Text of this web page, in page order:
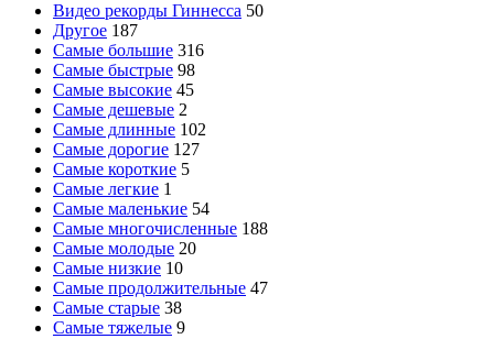
Видео рекорды Гиннесса 50
Другое 187
Самые большие 316
Самые быстрые 98
Самые высокие 45
Самые дешевые 2
Самые длинные 102
Самые дорогие 127
Самые короткие 5
Самые легкие 1
Самые маленькие 54
Самые многочисленные 188
Самые молодые 20
Самые низкие 10
Самые продолжительные 47
Самые старые 38
Самые тяжелые 9